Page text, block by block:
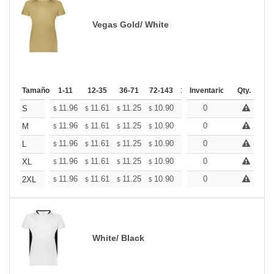
Vegas Gold/ White
Tamaño 1-11 12-35 36-71 72-143 144-287 288 + Mas
Inventario Qty.
S $ 11.96 $ 11.61 $ 11.25 $ 10.90 10.54
0
M
$ 11.96 $ 11.61 $ 11.25 $ 10.90 10.54
0
L
$ 11.96 $ 11.61 $ 11.25 $ 10.90 10.54
0
XL
$ 11.96 $ 11.61 $ 11.25 $ 10.90 10.54
0
2XL
$ 11.96 $ 11.61 $ 11.25 $ 10.90 10.54
0
White/ Black